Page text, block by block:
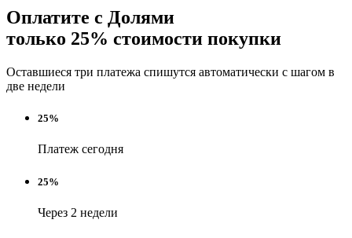
Оплатите с Долями
только 25% стоимости покупки
Оставшиеся три платежа спишутся автоматически с шагом в
две недели
25%
Платеж сегодня
25%
Через 2 недели